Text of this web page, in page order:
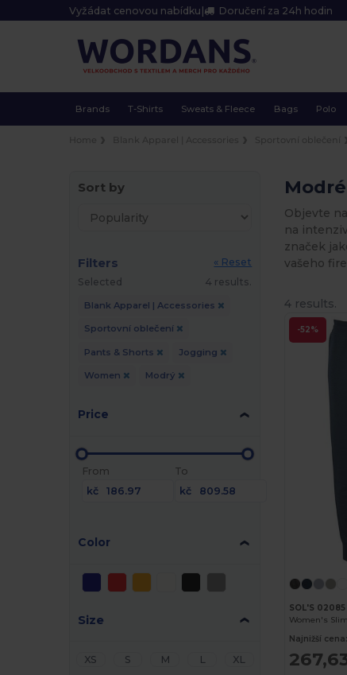
Vyžádat cenovou nabídku | Doručení za 24h hodin
Brands T-Shirts Sweats & Fleece Bags Polo
Sort by
Filters
« Reset
Selected
4 results.
Blank Apparel | Accessories
Sportovní oblečení
Pants & Shorts Jogging
Women Modrý
Price
From
kč
To
kč
Color
Size
XS S M L
XL
Objevte
na
značek
vašeho
4 results.
-52%
SOL'S 02085
Women's
Najnižší cena: